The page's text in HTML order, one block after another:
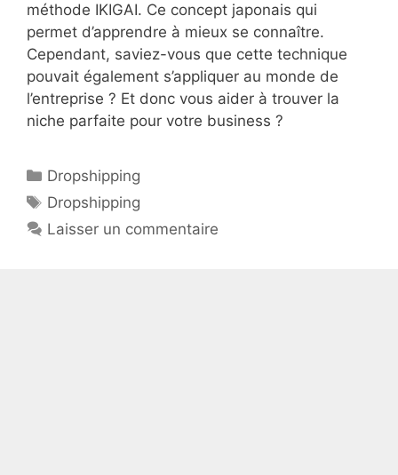
méthode IKIGAI. Ce concept japonais qui
permet d’apprendre à mieux se connaître.
Cependant, saviez-vous que cette technique
pouvait également s’appliquer au monde de
l’entreprise ? Et donc vous aider à trouver la
niche parfaite pour votre business ?
Catégories
Dropshipping
Étiquettes
Dropshipping
Laisser un commentaire